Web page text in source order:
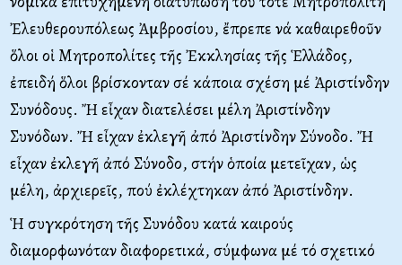
Ἐλευθερουπόλεως Ἀμβροσίου, ἔπρεπε νά καθαιρεθοῦν
ὅλοι οἱ Mητροπολίτες τῆς Ἐκκλησίας τῆς Ἑλλάδος,
ἐπειδή ὅλοι βρίσκονταν σέ κάποια σχέση μέ Ἀριστίνδην
Συνόδους. Ἤ εἶχαν διατελέσει μέλη Ἀριστίνδην
Συνόδων. Ἤ εἶχαν ἐκλεγῆ ἀπό Ἀριστίνδην Σύνοδο. Ἤ
εἶχαν ἐκλεγῆ ἀπό Σύνοδο, στήν ὁποία μετεῖχαν, ὡς
μέλη, ἀρχιερεῖς, πού ἐκλέχτηκαν ἀπό Ἀριστίνδην.
Ἡ συγκρότηση τῆς Συνόδου κατά καιρούς
διαμορφωνόταν διαφορετικά, σύμφωνα μέ τό σχετικό